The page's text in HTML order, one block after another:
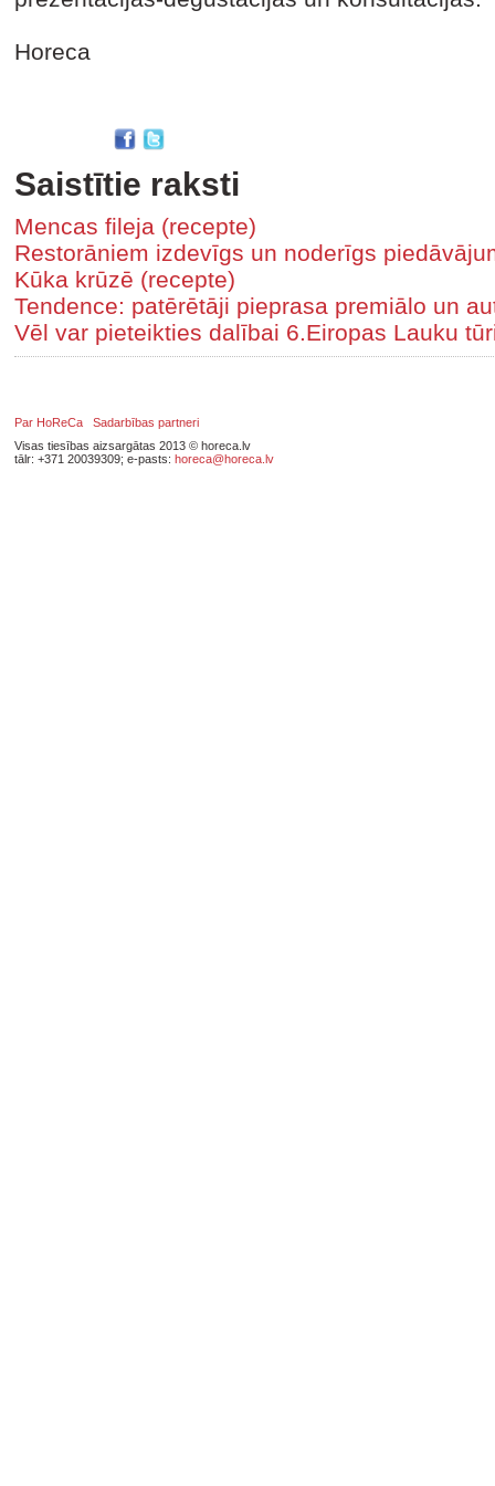
Horeca
Saistītie raksti
Mencas fileja (recepte)
Restorāniem izdevīgs un noderīgs
Kūka krūzē (recepte)
Tendence: patērētāji pieprasa premiālo un
Vēl var pieteikties dalībai 6.Eiropas Lauku
Par HoReCa
Sadarbības partneri
Visas tiesības aizsargātas 2013 © horeca.lv
tālr: +371 20039309; e-pasts: horeca@horeca.lv